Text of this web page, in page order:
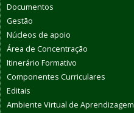
Documentos
Gestão
Núcleos de apoio
Área de Concentração
Itinerário Formativo
Componentes Curriculares
Editais
Ambiente Virtual de Aprendizagem